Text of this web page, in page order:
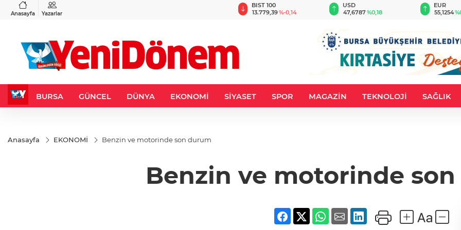
Anasayfa Yazarlar
%-0,22
BIST 100
13.779,39%-0,14
USD
47,6787%0,18
EUR
55,1254
BURSA GÜNCEL DÜNYA EKONOMİ SİYASET SPOR MAGAZİN TEKNOLOJİ SAĞLIK
Anasayfa EKONOMİ Benzin ve motorinde son durum
Benzin ve motorinde